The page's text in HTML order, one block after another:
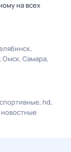
на всех
Омск Самара
спортивные hd
новостные